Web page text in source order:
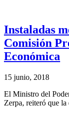
Instaladas
Comisión
Económica
15 junio, 2018
El Ministro del
Zerpa, reiteró que